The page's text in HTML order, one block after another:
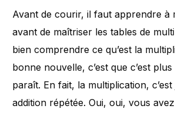
Avant de courir, il faut apprendre à
avant de maîtriser les tables de
bien comprendre ce qu’est la
bonne nouvelle, c’est que c’est plus
paraît. En fait, la multiplication,
addition répétée. Oui, oui, vous